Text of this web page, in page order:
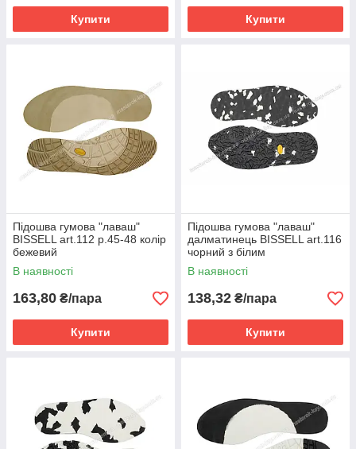
Купити Купити
Підошва гумова "лаваш"
BISSELL art.112 р.45-48 колір
бежевий
В наявності
163,80 ₴/пара
Купити
Підошва гумова "лаваш"
далматинець BISSELL art.116
чорний з білим
В наявності
138,32 ₴/пара
Купити